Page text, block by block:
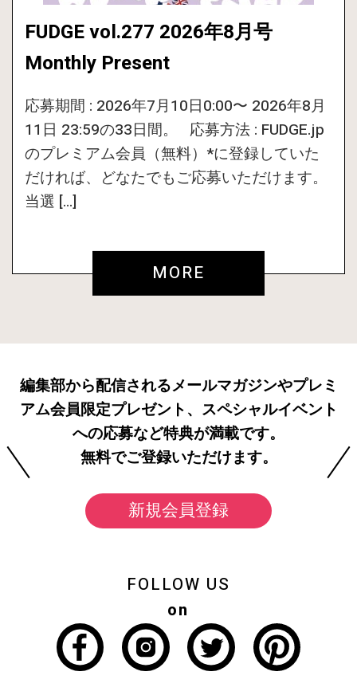
FUDGE vol.277 2026年8月号
Monthly Present
応募期間 : 2026年7月10日0:00〜 2026年8月
11日 23:59の33日間。 応募方法 : FUDGE.jp
のプレミアム会員（無料）*に登録していた
だければ、どなたでもご応募いただけます。
当選 […]
MORE
編集部から配信されるメールマガジンやプレミ
アム会員限定プレゼント、スペシャルイベント
への応募など特典が満載です。
無料でご登録いただけます。
新規会員登録
FOLLOW US
on